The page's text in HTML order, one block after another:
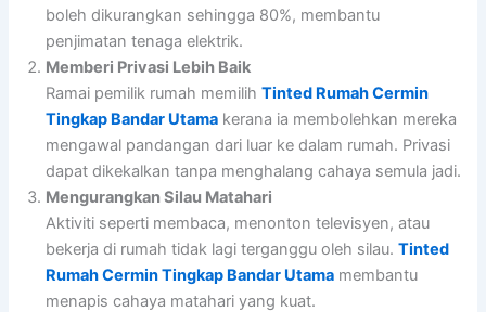
boleh dikurangkan sehingga 80%, membantu
penjimatan tenaga elektrik.
Memberi Privasi Lebih Baik
Ramai pemilik rumah memilihTinted Rumah Cermin
Tingkap Bandar Utama kerana ia membolehkan mereka
mengawal pandangan dari luar ke dalam rumah. Privasi
dapat dikekalkan tanpa menghalang cahaya semula jadi.
Mengurangkan Silau Matahari
Aktiviti seperti membaca, menonton televisyen, atau
bekerja di rumah tidak lagi terganggu oleh silau.Tinted
Rumah Cermin Tingkap Bandar Utama membantu
menapis cahaya matahari yang kuat.